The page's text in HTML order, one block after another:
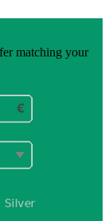
matching your